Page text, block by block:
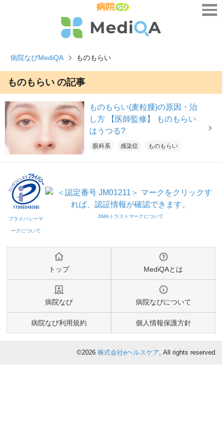
病院なびMediQA ものもらい
ものもらい の記事
ものもらい(麦粒腫)の原因・治
し方 【医師監修】 ものもらい
はうつる?
眼科系 感染症 ものもらい
トップ MediQAとは
病院なび 病院なびについて
病院なび利用規約 個人情報保護方針
©2026 株式会社eヘルスケア , All rights reserved.